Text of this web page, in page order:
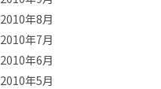
2010年8月
2010年7月
2010年6月
2010年5月